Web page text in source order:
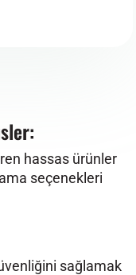
hassas ürünler
seçenekleri
sağlamak